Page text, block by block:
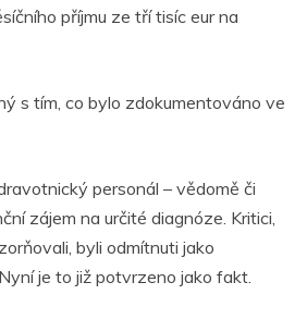
příjmu ze tří tisíc eur na
s tím, co bylo zdokumentováno ve
personál – vědomě či
zájem na určité diagnóze. Kritici,
byli odmítnuti jako
je to již potvrzeno jako fakt.